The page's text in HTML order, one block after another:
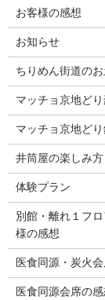
お客様の感想
お知らせ
ちりめん街道の
マッチョ京地ど
マッチョ京地ど
井筒屋の楽しみ方
体験プラン
別館・離れ１フ
様の感想
医食同源・炭火
医食同源会席の感